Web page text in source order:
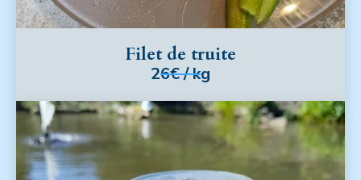
Filet de truite
26€ / kg